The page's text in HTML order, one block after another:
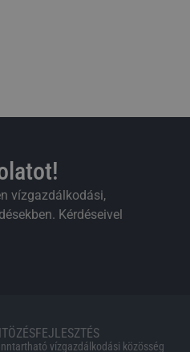
vízgazdálkodási,
Kérdéseivel
vízgazdálkodási közösség